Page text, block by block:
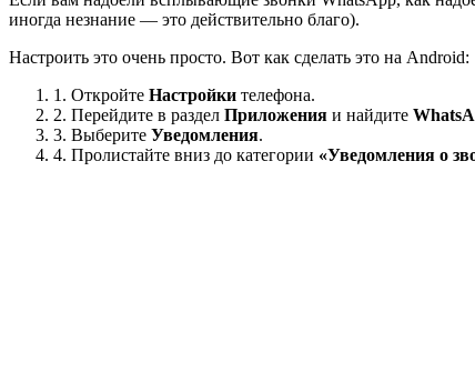
иногда незнание — это действительно благо).
Настроить это очень просто. Вот как сделать это на Android:
1. Откройте Настройки телефона.
2. Перейдите в раздел Приложения и найдите
3. Выберите Уведомления.
4. Пролистайте вниз до категории «Уведомления о